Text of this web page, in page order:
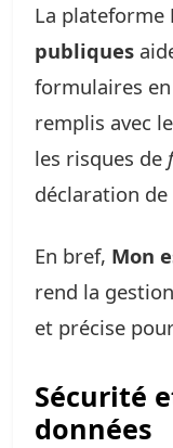
La plateforme
publiques
formulaires
remplis avec
les risques de
déclaration
En bref, Mon
rend la
et précise
Sécurité
données